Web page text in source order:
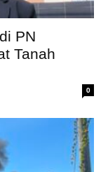
PN
Tanah
0